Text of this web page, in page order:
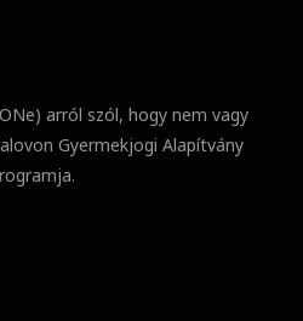
arról szól, hogy nem vagy
Gyermekjogi Alapítvány